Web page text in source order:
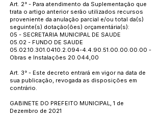
Art. 2° - Para atendimento da Suplementação que
trata o artigo anterior serão utilizados recursos
proveniente da anulação parcial e/ou total da(s)
seguinte(s) dotação(ões) orçamentária(s):
05 - SECRETARIA MUNICIPAL DE SAUDE
05.02 - FUNDO DE SAUDE
05.02.10.301.0410.2.094-4.4.90.51.00.00.00.00 -
Obras e Instalações 20.044,00
Art. 3° - Este decreto entrará em vigor na data de
sua publicação, revogada as disposições em
contrário.
GABINETE DO PREFEITO MUNICIPAL, 1 de
Dezembro de 2021